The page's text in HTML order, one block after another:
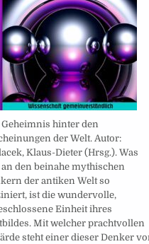
Geheimnis hinter den
der Welt. Autor:
Klaus-Dieter (Hrsg.). Was
den beinahe mythischen
der antiken Welt so
ist die wundervolle,
Einheit ihres
Mit welcher prachtvollen
steht einer dieser Denker